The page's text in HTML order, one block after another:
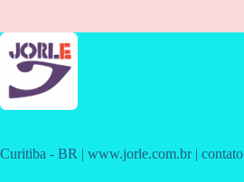
Curitiba - BR | www.jorle.com.br |